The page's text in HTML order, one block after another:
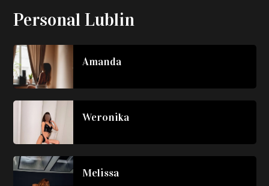
Personal Lublin
Amanda
Weronika
Melissa